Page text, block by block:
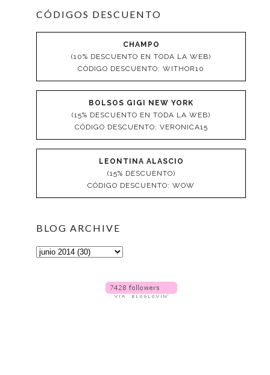
CÓDIGOS DESCUENTO
CHAMPO
(10% DESCUENTO EN TODA LA WEB)
CÓDIGO DESCUENTO: WITHOR10
BOLSOS GIGI NEW YORK
(15% DESCUENTO EN TODA LA WEB)
CÓDIGO DESCUENTO: VERONICA15
LEONTINA ALASCIO
(15% DESCUENTO)
CÓDIGO DESCUENTO: WOW
BLOG ARCHIVE